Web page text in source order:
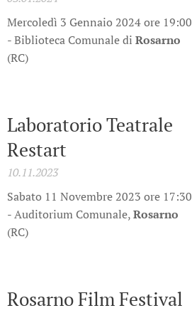
Mercoledì 3 Gennaio 2024 ore 19:00
- Biblioteca Comunale di Rosarno
(RC)
Laboratorio Teatrale
Restart
10.11.2023
Sabato 11 Novembre 2023 ore 17:30
- Auditorium Comunale,Rosarno
(RC)
Rosarno Film Festival